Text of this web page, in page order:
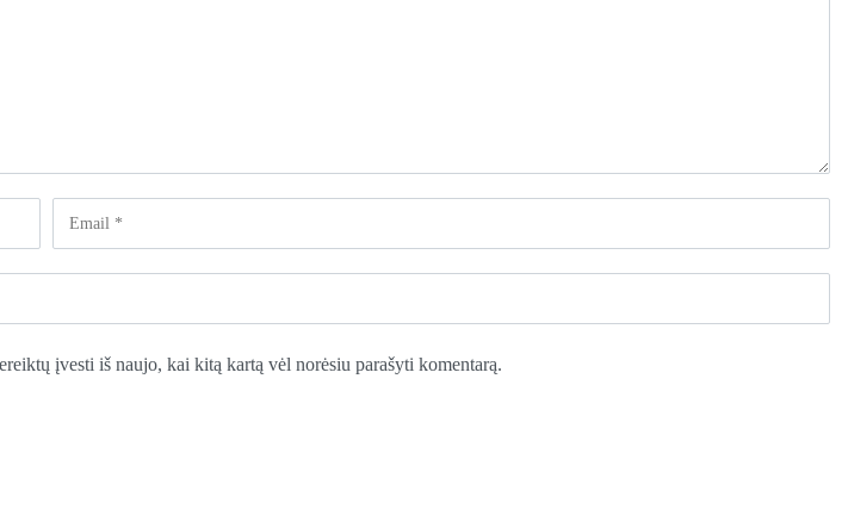
įvesti iš naujo, kai kitą kartą vėl norėsiu parašyti komentarą.